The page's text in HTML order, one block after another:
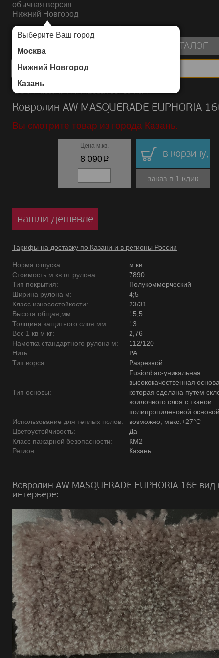
обычная версия
Нижний Новгород
Выберите Ваш город
Москва
Нижний Новгород
Казань
ИНТЕРНЕТ-МАГАЗИН НАПОЛЬНЫХ ПОКРЫТИЙ
КАТАЛОГ
Каталог/Ковролин/AW MASQUERADE/EUPHORIA
Ковролин AW MASQUERADE EUPHORIA
Вы смотрите товар из города Казань.
Цена м.кв.
8 090p в корзину,
заказ в 1 клик
нашли дешевле
Тарифы на доставку по Казани и в регионы России
Норма отпуска:
м.кв.
Стоимость м кв от рулона:
7890
Тип покрытия:
Полукоммерческий
Ширина рулона м:
4;5
Класс износостойкости:
23/31
Высота общая,мм:
15,5
Толщина защитного слоя мм:
13
Вес 1 кв м кг:
2,76
Намотка стандартного рулона м:
112/120
Нить:
PA
Тип ворса:
Разрезной
Тип основы:
Fusionbac-уникальная
высококачественная основа
которая сделана путем
войлочного слоя с тканой
полипропиленовой
Использование для теплых полов:
возможно, макс.+27°С
Цветоустойчивость:
Да
Класс пажарной безопасности:
КМ2
Регион:
Казань
Ковролин AW MASQUERADE EUPHORIA 16E вид
интерьере: